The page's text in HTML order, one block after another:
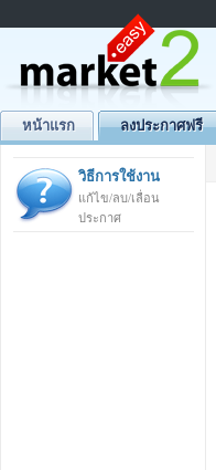
หน้าแรก ลงประกาศฟรี
วิธีการใช้งาน
แก้ไข/ลบ/เลื่อน
ประกาศ